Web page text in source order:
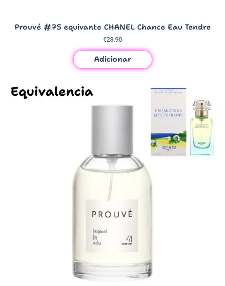
Prouvé #75 equivante CHANEL Chance Eau Tendre
€23.90
Adicionar